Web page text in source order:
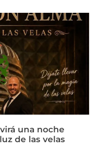
una noche
de las velas